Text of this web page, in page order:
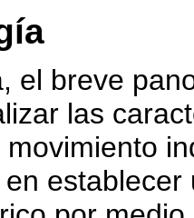
el breve
las